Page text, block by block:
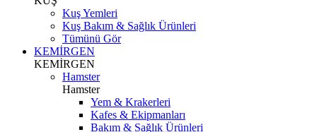
Kuş Yemleri
Kuş Bakım & Sağlık Ürünleri
Tümünü Gör
KEMİRGEN
KEMİRGEN
Hamster
Hamster
Yem & Krakerleri
Kafes & Ekipmanları
Bakım & Sağlık Ürünleri